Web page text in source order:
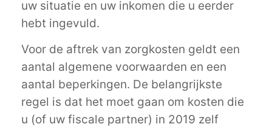
uw situatie en uw inkomen die u eerder
hebt ingevuld.
Voor de aftrek van zorgkosten geldt een
aantal algemene voorwaarden en een
aantal beperkingen. De belangrijkste
regel is dat het moet gaan om kosten die
u (of uw fiscale partner) in 2019 zelf